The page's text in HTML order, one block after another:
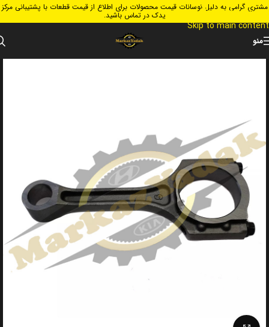
Skip to navigation
Skip to main content
مشتری گرامی به دلیل نوسانات قیمت محصولات برای اطلاع از قیمت قطعات با پشتیبانی مرکز
یدک در تماس باشید.
منو